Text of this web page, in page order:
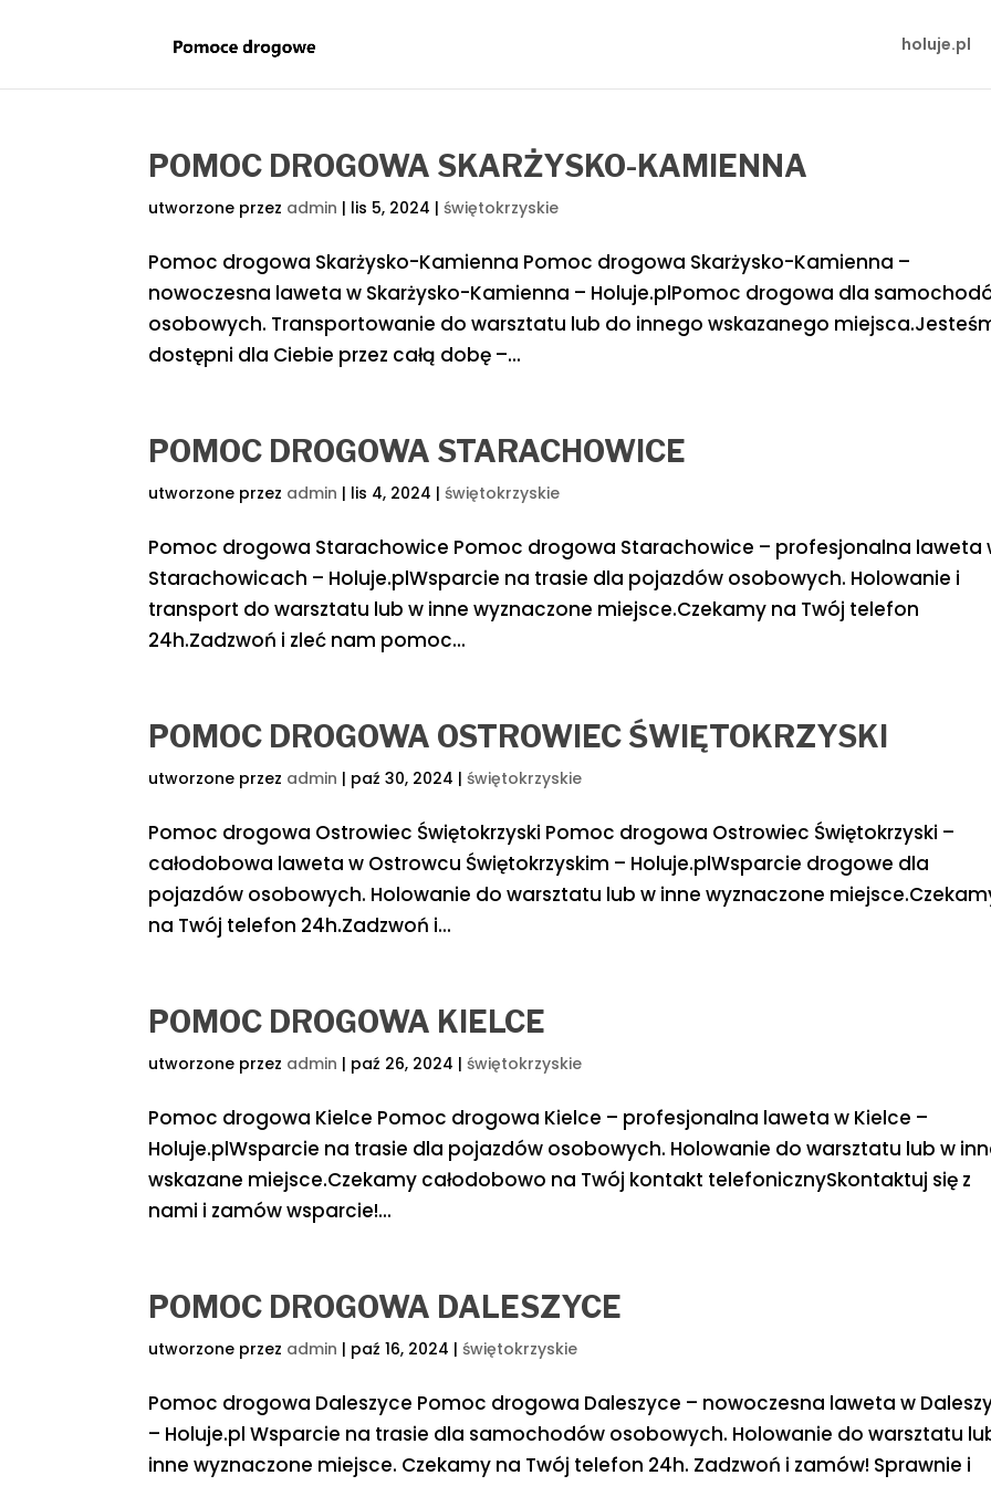
holuje.pl
POMOC DROGOWA SKARŻYSKO-KAMIENNA
utworzone przez admin | lis 5, 2024 |świętokrzyskie
Pomoc drogowa Skarżysko-Kamienna Pomoc drogowa Skarżysko-Kamienna –
nowoczesna laweta w Skarżysko-Kamienna – Holuje.plPomoc drogowa dla
osobowych. Transportowanie do warsztatu lub do innego wskazanego
dostępni dla Ciebie przez całą dobę –...
POMOC DROGOWA STARACHOWICE
utworzone przez admin | lis 4, 2024 |świętokrzyskie
Pomoc drogowa Starachowice Pomoc drogowa Starachowice – profesjonalna laweta
Starachowicach – Holuje.plWsparcie na trasie dla pojazdów osobowych. Holowanie i
transport do warsztatu lub w inne wyznaczone miejsce.Czekamy na Twój telefon
24h.Zadzwoń i zleć nam pomoc...
POMOC DROGOWA OSTROWIEC ŚWIĘTOKRZYSKI
utworzone przez admin | paź 30, 2024 |świętokrzyskie
Pomoc drogowa Ostrowiec Świętokrzyski Pomoc drogowa Ostrowiec Świętokrzyski –
całodobowa laweta w Ostrowcu Świętokrzyskim – Holuje.plWsparcie drogowe dla
pojazdów osobowych. Holowanie do warsztatu lub w inne wyznaczone
na Twój telefon 24h.Zadzwoń i...
POMOC DROGOWA KIELCE
utworzone przez admin | paź 26, 2024 |świętokrzyskie
Pomoc drogowa Kielce Pomoc drogowa Kielce – profesjonalna laweta w Kielce –
Holuje.plWsparcie na trasie dla pojazdów osobowych. Holowanie do warsztatu lub w
wskazane miejsce.Czekamy całodobowo na Twój kontakt telefonicznySkontaktuj się z
nami i zamów wsparcie!...
POMOC DROGOWA DALESZYCE
utworzone przez admin | paź 16, 2024 |świętokrzyskie
Pomoc drogowa Daleszyce Pomoc drogowa Daleszyce – nowoczesna laweta w
– Holuje.pl Wsparcie na trasie dla samochodów osobowych. Holowanie do warsztatu
inne wyznaczone miejsce. Czekamy na Twój telefon 24h. Zadzwoń i zamów! Sprawnie i